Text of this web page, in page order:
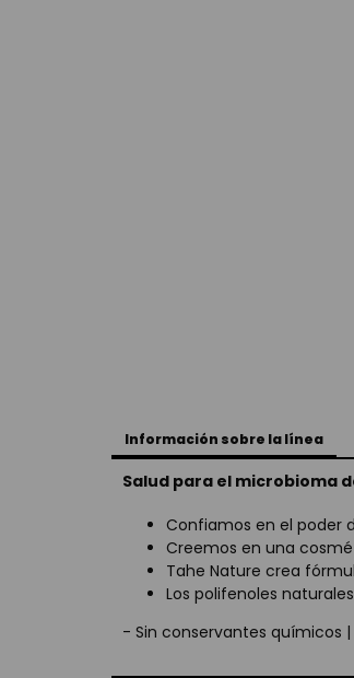
Información sobre la línea
Salud para el microbioma
Confiamos en el poder
Creemos en una
Tahe Nature crea
Los polifenoles
- Sin conservantes químicos